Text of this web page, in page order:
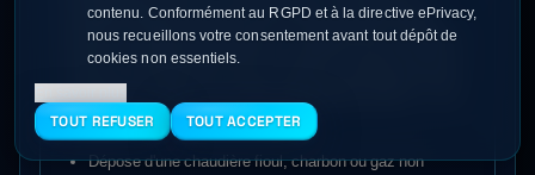
contenu. Conformément au RGPD et à la directive ePrivacy,
nous recueillons votre consentement avant tout dépôt de
cookies non essentiels.
TOUT REFUSER TOUT ACCEPTER
condensation par une PAC air/eau. Grille unique
retenue : Barème CEE AUX — grille ETAS ≥ 140 %,
maison individuelle, ETAS ≥ 140 %, surface et zone
climatique réelles. Exemple publié Bleu ≥90 m² : H1
8 518 €, H2 7 098 €, H3 4 969 €.
Dépose d'une chaudière fioul, charbon ou gaz non